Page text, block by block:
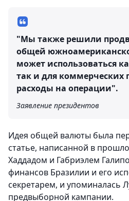
"Мы также решили
общей
может использоваться
так и для коммерческих
расходы на операции".
Заявление президентов
Идея общей валюты была
статье, написанной в
Хаддадом и Габриэлем
финансов Бразилии и его
секретарем, и упоминалась
предвыборной кампании.